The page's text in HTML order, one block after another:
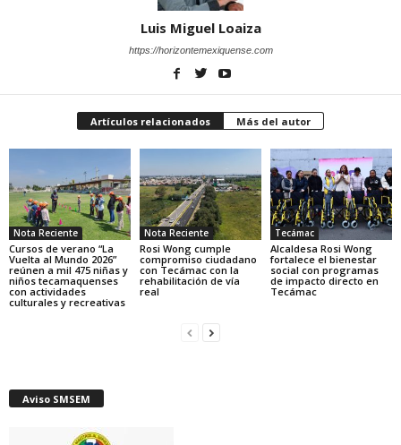
Luis Miguel Loaiza
https://horizontemexiquense.com
Artículos relacionados Más del autor
Nota Reciente
Cursos de verano “La
Vuelta al Mundo 2026”
reúnen a mil 475 niñas y
niños tecamaquenses
con actividades
culturales y recreativas
Nota Reciente
Rosi Wong cumple
compromiso ciudadano
con Tecámac con la
rehabilitación de vía
real
Tecámac
Alcaldesa Rosi Wong
fortalece el bienestar
social con programas
de impacto directo en
Tecámac
Aviso SMSEM